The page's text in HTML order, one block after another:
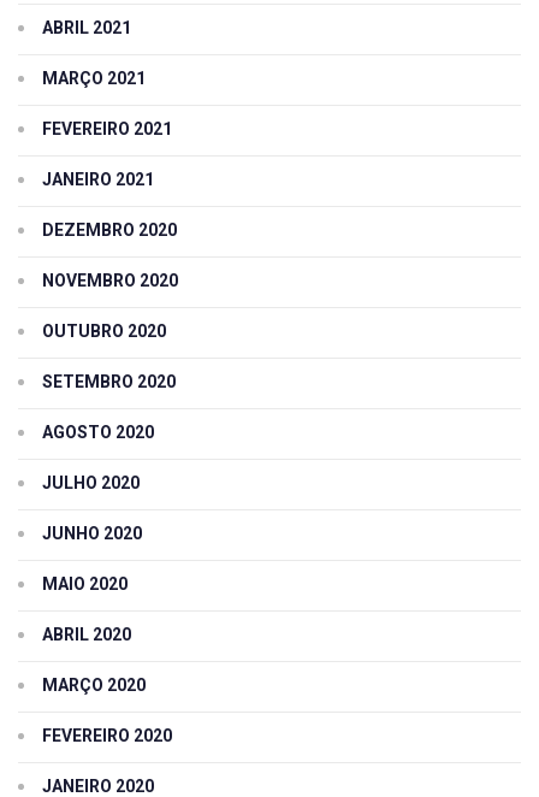
ABRIL 2021
MARÇO 2021
FEVEREIRO 2021
JANEIRO 2021
DEZEMBRO 2020
NOVEMBRO 2020
OUTUBRO 2020
SETEMBRO 2020
AGOSTO 2020
JULHO 2020
JUNHO 2020
MAIO 2020
ABRIL 2020
MARÇO 2020
FEVEREIRO 2020
JANEIRO 2020